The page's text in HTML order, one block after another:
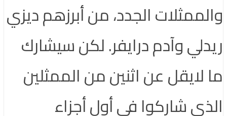
والممثلات الجدد، من أبرزهم ديزي
ريدلي وآدم درايفر. لكن سيشارك
ما لايقل عن اثنين من الممثلين
الذي شاركوا في أول أجزاء